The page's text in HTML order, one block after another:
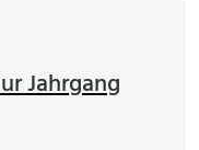
Jahrgang